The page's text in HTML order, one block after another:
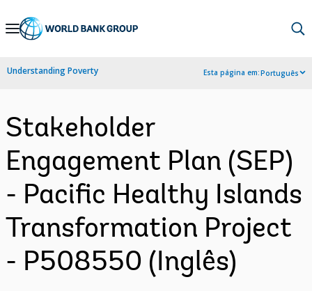
Skip
Navigation
Understanding Poverty Esta página em:Português
Stakeholder
Engagement Plan (SEP)
- Pacific Healthy Islands
Transformation Project
- P508550 (Inglês)